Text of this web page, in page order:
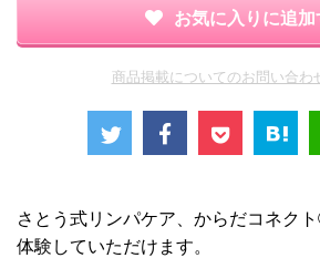
お気に入りに追加
商品掲載についてのお問い合わ
さとう式リンパケア、からだコネク
体験していただけます。